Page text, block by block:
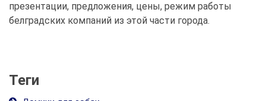
презентации, предложения, цены, режим работы
белградских компаний из этой части города.
Теги